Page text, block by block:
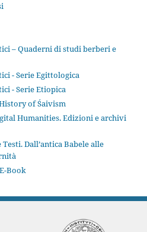
– Quaderni di studi berberi e
- Serie Egittologica
- Serie Etiopica
of Śaivism
Humanities. Edizioni e archivi
Dall’antica Babele alle
Book